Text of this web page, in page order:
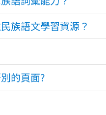
族語文學習資源？
的頁面?